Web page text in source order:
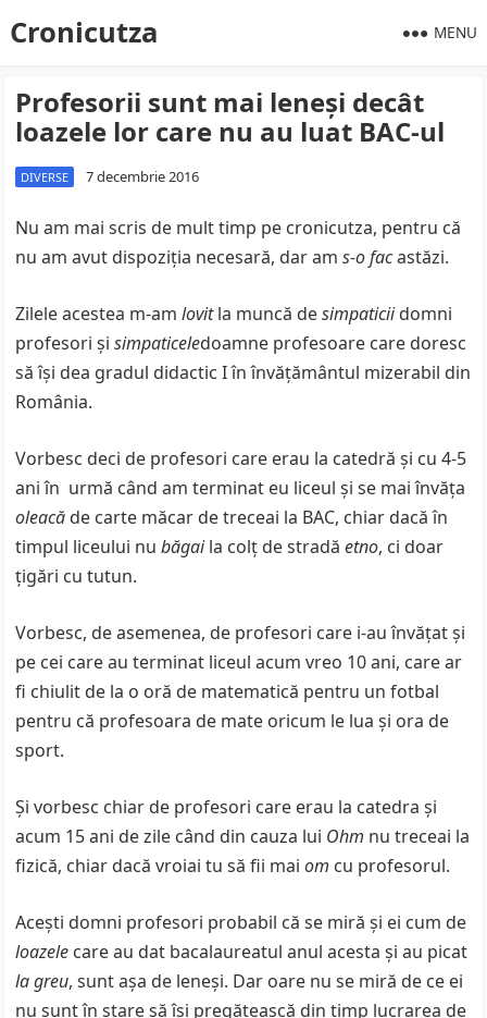
Cronicutza MENU
Profesorii sunt mai leneşi decât
loazele lor care nu au luat BAC-ul
DIVERSE 7 decembrie 2016
Nu am mai scris de mult timp pe cronicutza, pentru că
nu am avut dispoziţia necesară, dar ams-o facastăzi.
Zilele acestea m-amlovitla muncă desimpaticiidomni
profesori şisimpaticeledoamne profesoare care doresc
să îşi dea gradul didactic I în învăţământul mizerabil din
România.
Vorbesc deci de profesori care erau la catedră şi cu 4-5
ani în urmă când am terminat eu liceul şi se mai învăţa
oleacă de carte măcar de treceai la BAC, chiar dacă în
timpul liceului nubăgaila colţ de stradăetno, ci doar
ţigări cu tutun.
Vorbesc, de asemenea, de profesori care i-au învăţat şi
pe cei care au terminat liceul acum vreo 10 ani, care ar
fi chiulit de la o oră de matematică pentru un fotbal
pentru că profesoara de mate oricum le lua şi ora de
sport.
Şi vorbesc chiar de profesori care erau la catedra şi
acum 15 ani de zile când din cauza lui Ohm nu treceai la
fizică, chiar dacă vroiai tu să fii maiom cu profesorul.
Aceşti domni profesori probabil că se miră şi ei cum de
loazele care au dat bacalaureatul anul acesta şi au picat
la greu, sunt aşa de leneşi. Dar oare nu se miră de ce ei
nu sunt în stare să îşi pregătească din timp lucrarea de